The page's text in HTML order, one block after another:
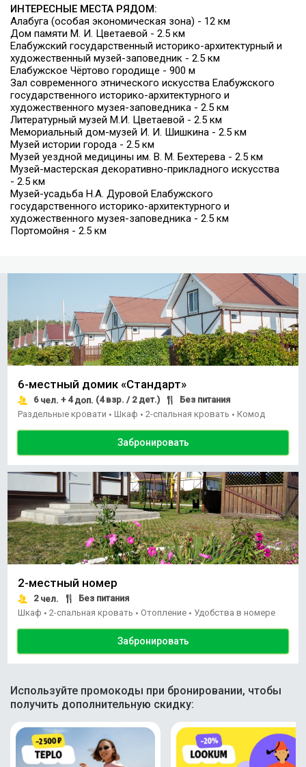
ИНТЕРЕСНЫЕ МЕСТА РЯДОМ:
Алабуга (особая экономическая зона) - 12 км
Дом памяти М. И. Цветаевой - 2.5 км
Елабужский государственный историко-архитектурный и
художественный музей-заповедник - 2.5 км
Елабужское Чёртово городище - 900 м
Зал современного этнического искусства Елабужского
государственного историко-архитектурного и
художественного музея-заповедника - 2.5 км
Литературный музей М.И. Цветаевой - 2.5 км
Мемориальный дом-музей И. И. Шишкина - 2.5 км
Музей истории города - 2.5 км
Музей уездной медицины им. В. М. Бехтерева - 2.5 км
Музей-мастерская декоративно-прикладного искусства
- 2.5 км
Музей-усадьба Н.А. Дуровой Елабужского
государственного историко-архитектурного и
художественного музея-заповедника - 2.5 км
Портомойня - 2.5 км
6-местный домик «Стандарт»
6чел. + 4доп. (4 взр. / 2 дет.)
Без питания
Раздельные кровати • Шкаф • 2-спальная кровать • Комод
Забронировать
2-местный номер
2чел.
Без питания
Шкаф • 2-спальная кровать • Отопление • Удобства в номере
Забронировать
Используйте промокоды при бронировании, чтобы
получить дополнительную скидку: